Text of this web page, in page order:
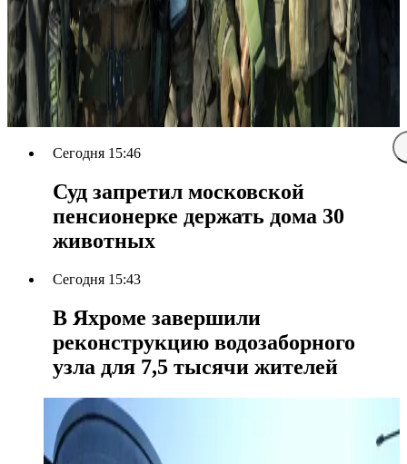
Сегодня 15:46
Суд запретил московской
пенсионерке держать дома 30
животных
Сегодня 15:43
В Яхроме завершили
реконструкцию водозаборного
узла для 7,5 тысячи жителей